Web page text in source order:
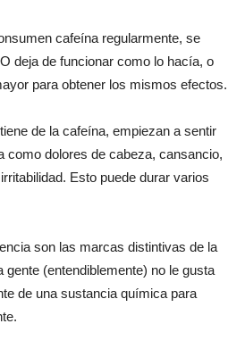
cafeína regularmente, se
deja de funcionar como lo hacía, o
para obtener los mismos efectos.
de la cafeína, empiezan a sentir
como dolores de cabeza, cansancio,
Esto puede durar varios
son las marcas distintivas de la
gente (entendiblemente) no le gusta
de una sustancia química para